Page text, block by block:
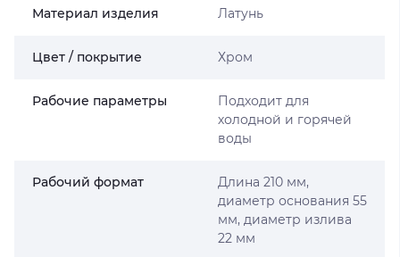
Материал изделия Латунь
Цвет / покрытие Хром
Рабочие параметры
Подходит для
холодной и горячей
воды
Рабочий формат
Длина 210 мм,
диаметр основания 55
мм, диаметр излива
22 мм